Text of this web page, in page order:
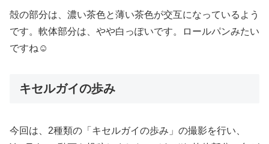
殻の部分は、濃い茶色と薄い茶色が交互になっているよう
です。軟体部分は、やや白っぽいです。ロールパンみたい
ですね☺️
キセルガイの歩み
今回は、2種類の「キセルガイの歩み」の撮影を行い、